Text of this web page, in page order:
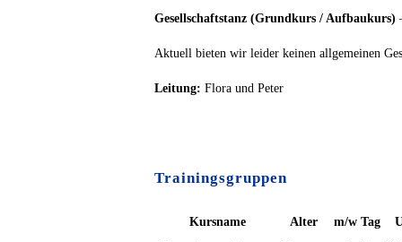
Gesellschaftstanz (Grundkurs / Aufbaukurs)
Aktuell bieten wir leider keinen allgemeinen
Leitung: Flora und Peter
Trainingsgruppen
Kursname Alter m/w Tag